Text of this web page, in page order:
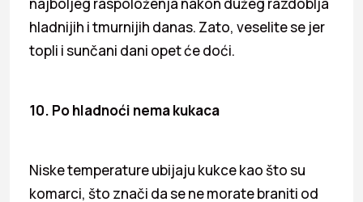
hladnijih i tmurnijih danas. Zato, veselite se jer
topli i sunčani dani opet će doći.
10. Po hladnoći nema kukaca
Niske temperature ubijaju kukce kao što su
komarci, što znači da se ne morate braniti od